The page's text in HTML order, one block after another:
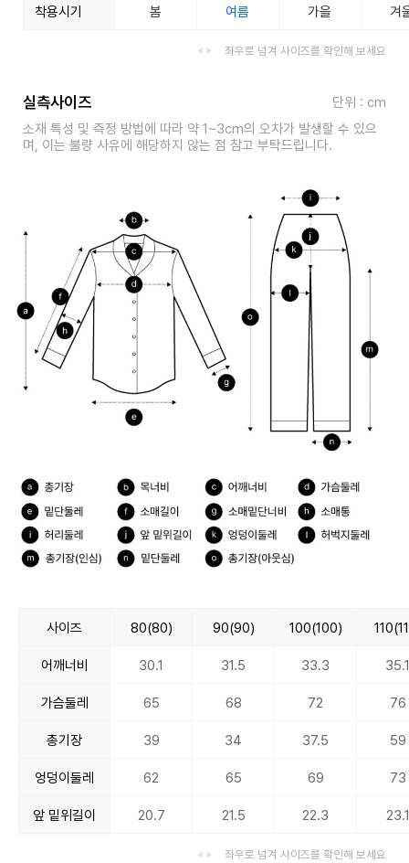
착용시기 봄 여름 가을 겨
좌우로 넘겨 사이즈를 확인해 보세요
실측사이즈
단위 : cm
소재 특성 및 측정 방법에 따라 약 1~3cm의 오차가 발생할 수 있으
며, 이는 불량 사유에 해당하지 않는 점 참고 부탁드립니다.
사이즈 80(80) 90(90) 100(100)
어깨너비 30.1 31.5 33.3
가슴둘레 65 68 72 76
총기장 39 34 37.5 59
엉덩이둘레 62 65 69 73
앞 밑위길이 20.7 21.5 22.3 23.1
좌우로 넘겨 사이즈를 확인해 보세요